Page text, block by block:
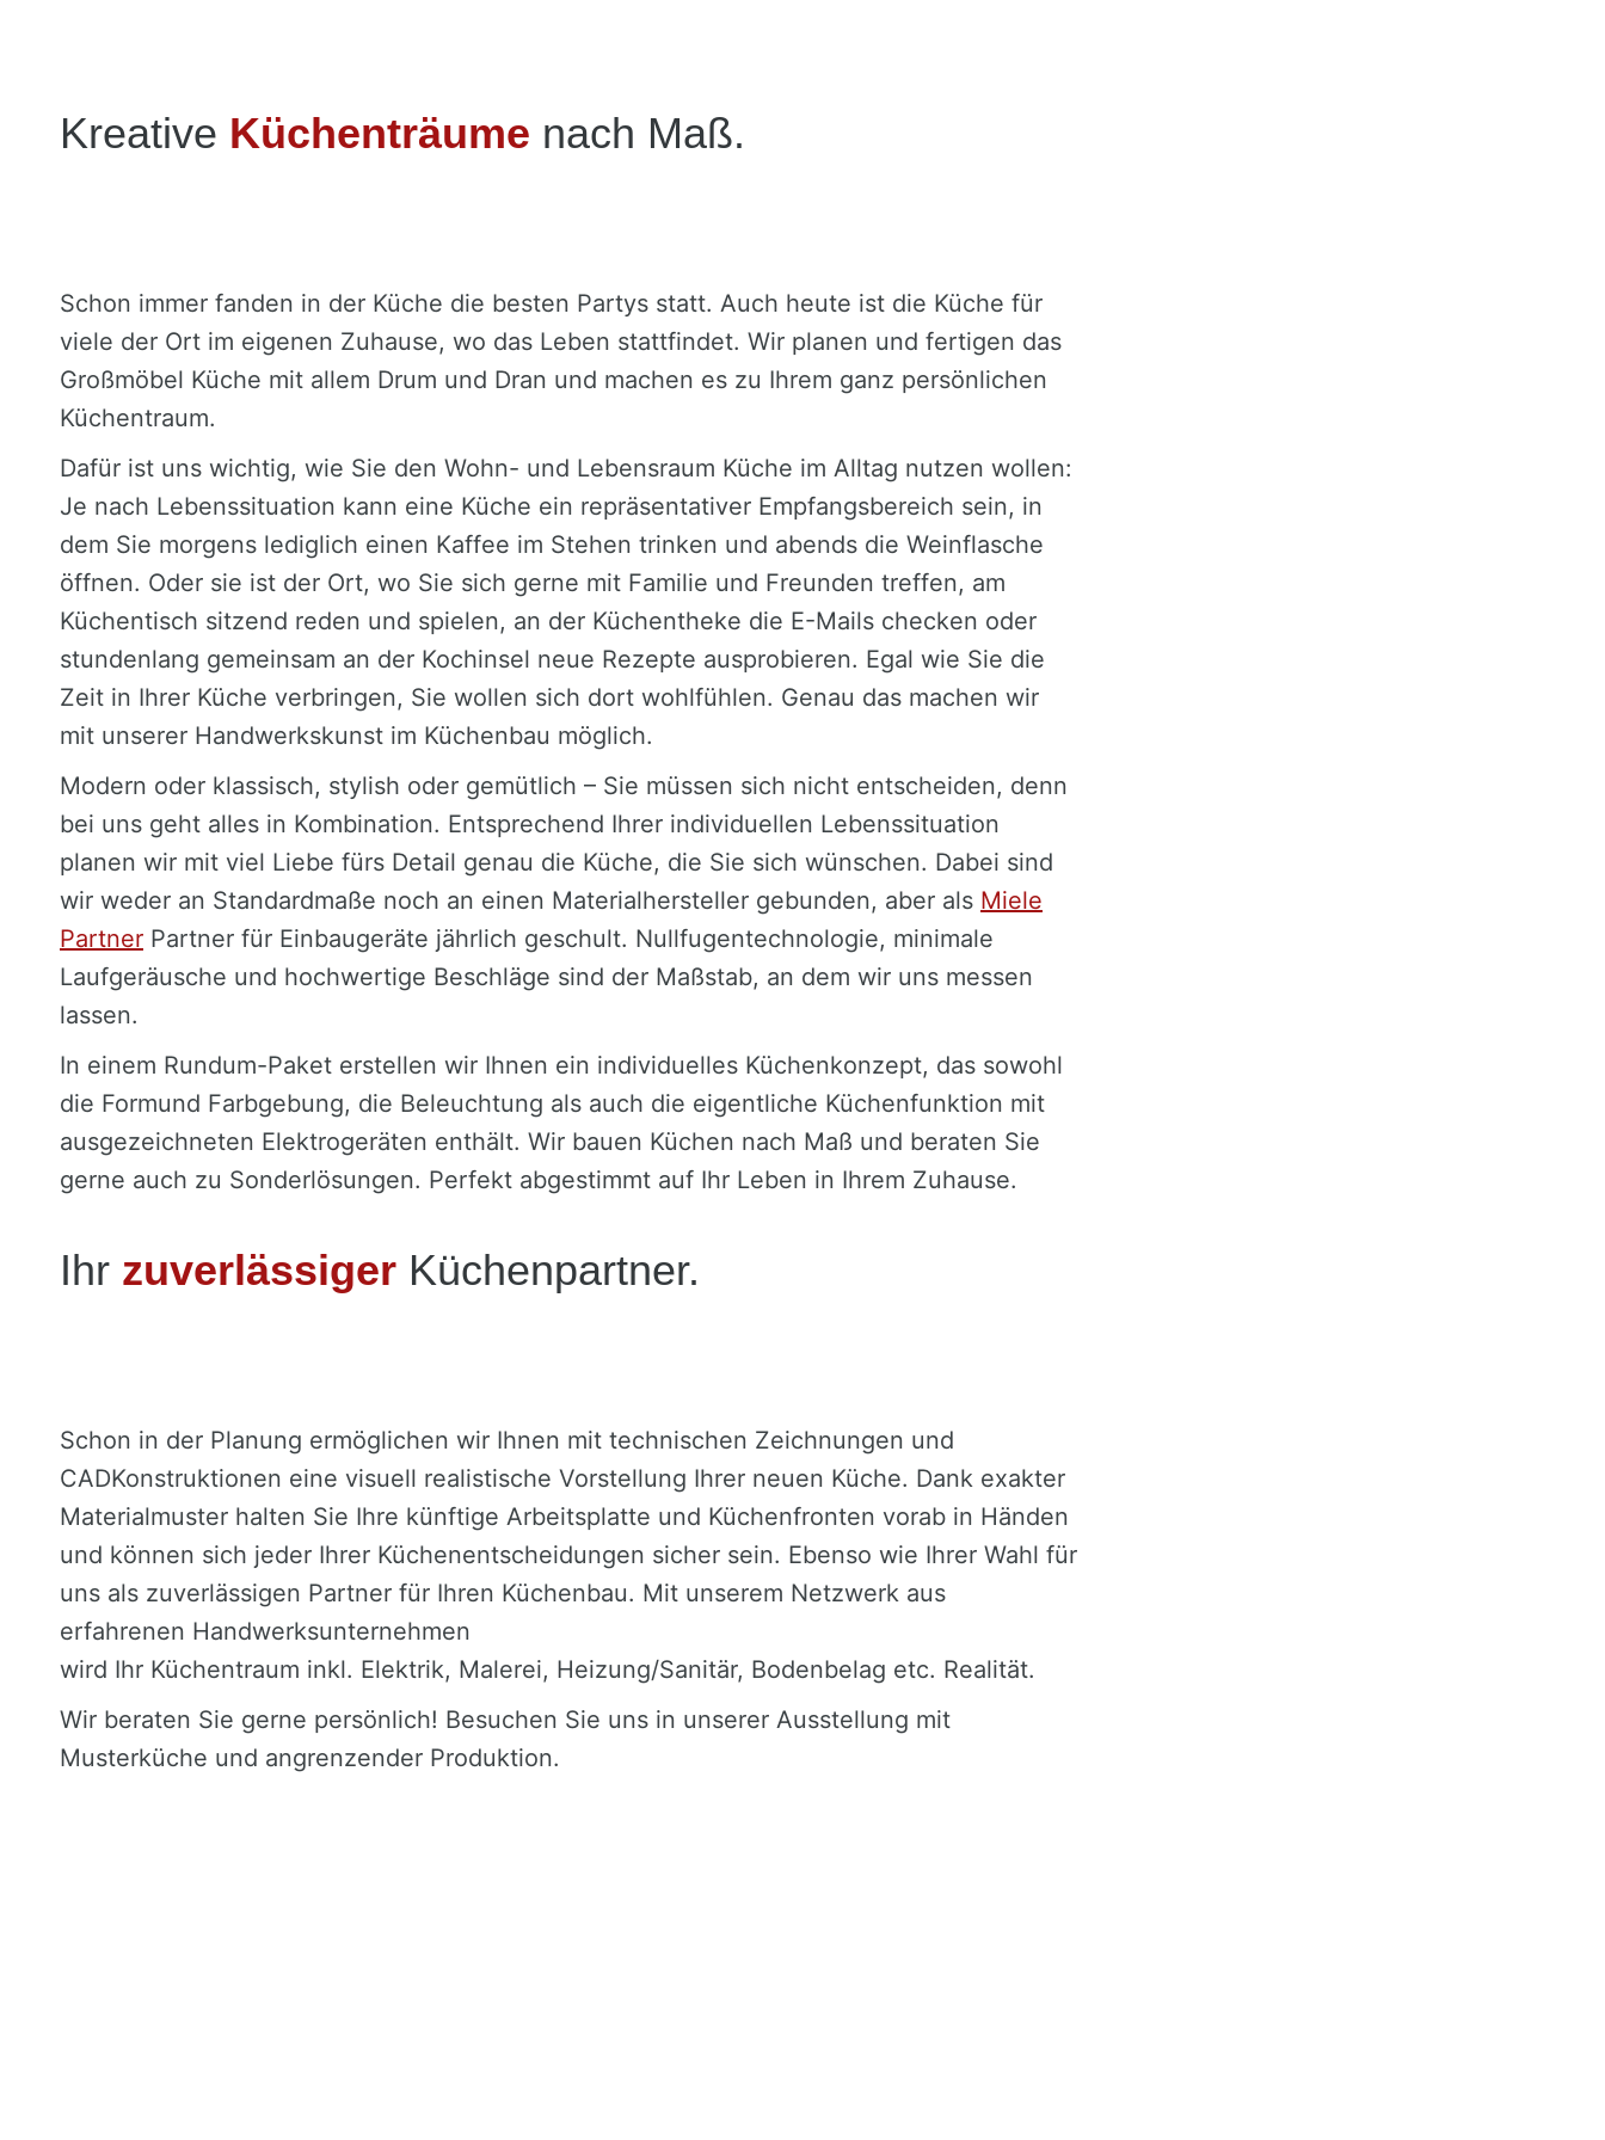
Kreative Küchenträume nach Maß.
Schon immer fanden in der Küche die besten Partys statt. Auch heute ist die Küche für
viele der Ort im eigenen Zuhause, wo das Leben stattfindet. Wir planen und fertigen das
Großmöbel Küche mit allem Drum und Dran und machen es zu Ihrem ganz persönlichen
Küchentraum.
Dafür ist uns wichtig, wie Sie den Wohn- und Lebensraum Küche im Alltag nutzen wollen:
Je nach Lebenssituation kann eine Küche ein repräsentativer Empfangsbereich sein, in
dem Sie morgens lediglich einen Kaffee im Stehen trinken und abends die Weinflasche
öffnen. Oder sie ist der Ort, wo Sie sich gerne mit Familie und Freunden treffen, am
Küchentisch sitzend reden und spielen, an der Küchentheke die E-Mails checken oder
stundenlang gemeinsam an der Kochinsel neue Rezepte ausprobieren. Egal wie Sie die
Zeit in Ihrer Küche verbringen, Sie wollen sich dort wohlfühlen. Genau das machen wir
mit unserer Handwerkskunst im Küchenbau möglich.
Modern oder klassisch, stylish oder gemütlich – Sie müssen sich nicht entscheiden, denn
bei uns geht alles in Kombination. Entsprechend Ihrer individuellen Lebenssituation
planen wir mit viel Liebe fürs Detail genau die Küche, die Sie sich wünschen. Dabei sind
wir weder an Standardmaße noch an einen Materialhersteller gebunden, aber als Miele
Partner Partner für Einbaugeräte jährlich geschult. Nullfugentechnologie, minimale
Laufgeräusche und hochwertige Beschläge sind der Maßstab, an dem wir uns messen
lassen.
In einem Rundum-Paket erstellen wir Ihnen ein individuelles Küchenkonzept, das sowohl
die Formund Farbgebung, die Beleuchtung als auch die eigentliche Küchenfunktion mit
ausgezeichneten Elektrogeräten enthält. Wir bauen Küchen nach Maß und beraten Sie
gerne auch zu Sonderlösungen. Perfekt abgestimmt auf Ihr Leben in Ihrem Zuhause.
Ihr zuverlässiger Küchenpartner.
Schon in der Planung ermöglichen wir Ihnen mit technischen Zeichnungen und
CADKonstruktionen eine visuell realistische Vorstellung Ihrer neuen Küche. Dank exakter
Materialmuster halten Sie Ihre künftige Arbeitsplatte und Küchenfronten vorab in Händen
und können sich jeder Ihrer Küchenentscheidungen sicher sein. Ebenso wie Ihrer Wahl für
uns als zuverlässigen Partner für Ihren Küchenbau. Mit unserem Netzwerk aus
erfahrenen Handwerksunternehmen
wird Ihr Küchentraum inkl. Elektrik, Malerei, Heizung/Sanitär, Bodenbelag etc. Realität.
Wir beraten Sie gerne persönlich! Besuchen Sie uns in unserer Ausstellung mit
Musterküche und angrenzender Produktion.